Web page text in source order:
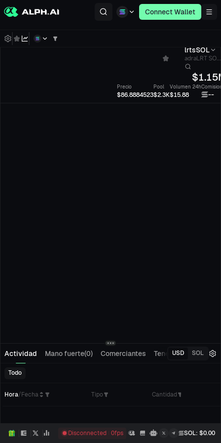
Connect Wallet
lrtsSOL
adraLRT SO...
$
Precio
$86.8884523
Pool
$2.3K
Volumen 24h
$15.88 --
Actividad Mano fuerte(0) Comerciantes Tenedores(0)
USD SOL
Todo
Hora/Fecha Tipo Cantidad
Disconnected 0fps SOL: $0.00